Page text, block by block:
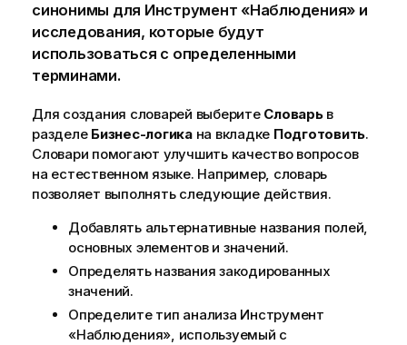
синонимы для Инструмент «Наблюдения» и
исследования, которые будут
использоваться с определенными
терминами.
Для создания словарей выберите Словарьв
разделе Бизнес-логикана вкладке Подготовить.
Словари помогают улучшить качество вопросов
на естественном языке. Например, словарь
позволяет выполнять следующие действия.
Добавлять альтернативные названия полей,
основных элементов и значений.
Определять названия закодированных
значений.
Определите тип анализа Инструмент
«Наблюдения», используемый с